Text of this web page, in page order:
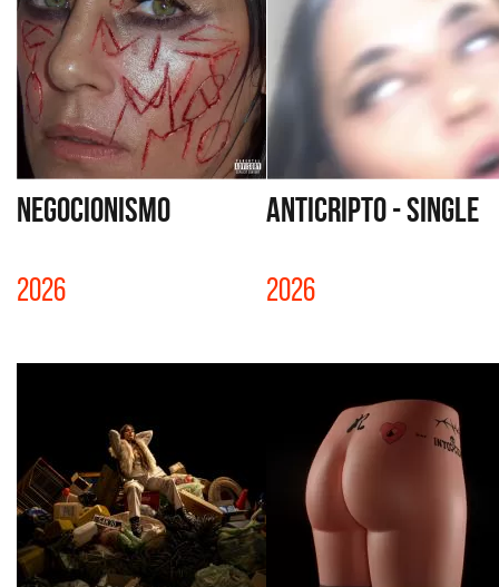
NEGOCIONISMO
2026
ANTICRIPTO - SINGLE
2026